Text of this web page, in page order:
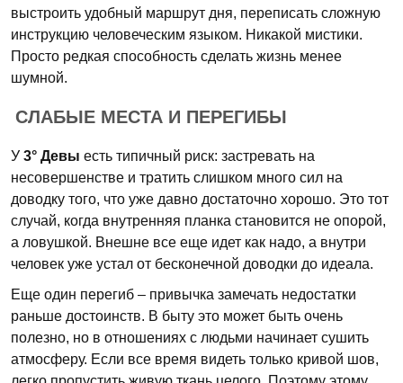
выстроить удобный маршрут дня, переписать сложную
инструкцию человеческим языком. Никакой мистики.
Просто редкая способность сделать жизнь менее
шумной.
СЛАБЫЕ МЕСТА И ПЕРЕГИБЫ
У 3° Девы есть типичный риск: застревать на
несовершенстве и тратить слишком много сил на
доводку того, что уже давно достаточно хорошо. Это тот
случай, когда внутренняя планка становится не опорой,
а ловушкой. Внешне все еще идет как надо, а внутри
человек уже устал от бесконечной доводки до идеала.
Еще один перегиб – привычка замечать недостатки
раньше достоинств. В быту это может быть очень
полезно, но в отношениях с людьми начинает сушить
атмосферу. Если все время видеть только кривой шов,